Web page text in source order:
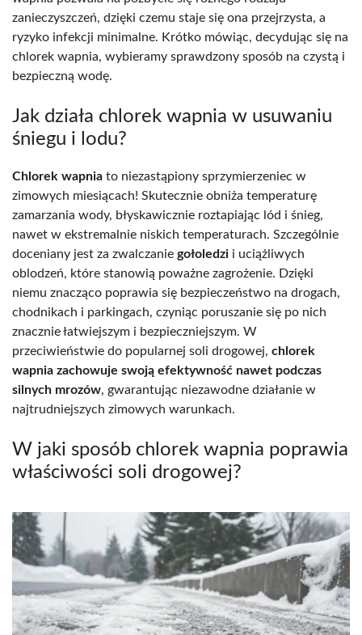
zanieczyszczeń, dzięki czemu staje się ona przejrzysta, a
ryzyko infekcji minimalne. Krótko mówiąc, decydując się na
chlorek wapnia, wybieramy sprawdzony sposób na czystą i
bezpieczną wodę.
Jak działa chlorek wapnia w usuwaniu
śniegu i lodu?
Chlorek wapnia to niezastąpiony sprzymierzeniec w
zimowych miesiącach! Skutecznie obniża temperaturę
zamarzania wody, błyskawicznie roztapiając lód i śnieg,
nawet w ekstremalnie niskich temperaturach. Szczególnie
doceniany jest za zwalczanie gołoledzi i uciążliwych
oblodzeń, które stanowią poważne zagrożenie. Dzięki
niemu znacząco poprawia się bezpieczeństwo na drogach,
chodnikach i parkingach, czyniąc poruszanie się po nich
znacznie łatwiejszym i bezpieczniejszym. W
przeciwieństwie do popularnej soli drogowej, chlorek
wapnia zachowuje swoją efektywność nawet podczas
silnych mrozów, gwarantując niezawodne działanie w
najtrudniejszych zimowych warunkach.
W jaki sposób chlorek wapnia poprawia
właściwości soli drogowej?